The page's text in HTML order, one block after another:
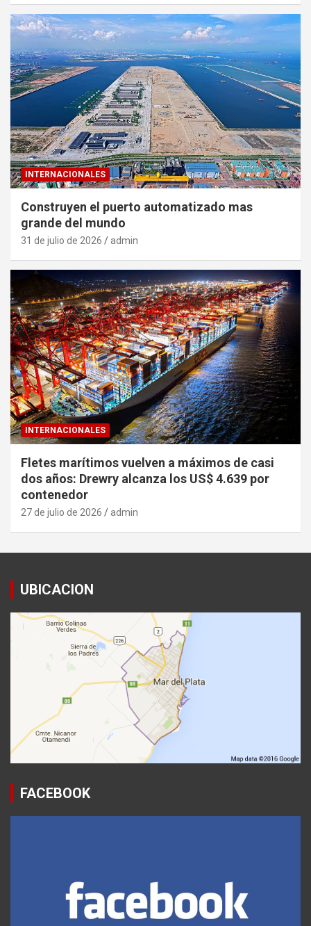
INTERNACIONALES
Construyen el puerto automatizado mas
grande del mundo
31 de julio de 2026 admin
INTERNACIONALES
Fletes marítimos vuelven a máximos de casi
dos años: Drewry alcanza los US$ 4.639 por
contenedor
27 de julio de 2026 admin
UBICACION
FACEBOOK